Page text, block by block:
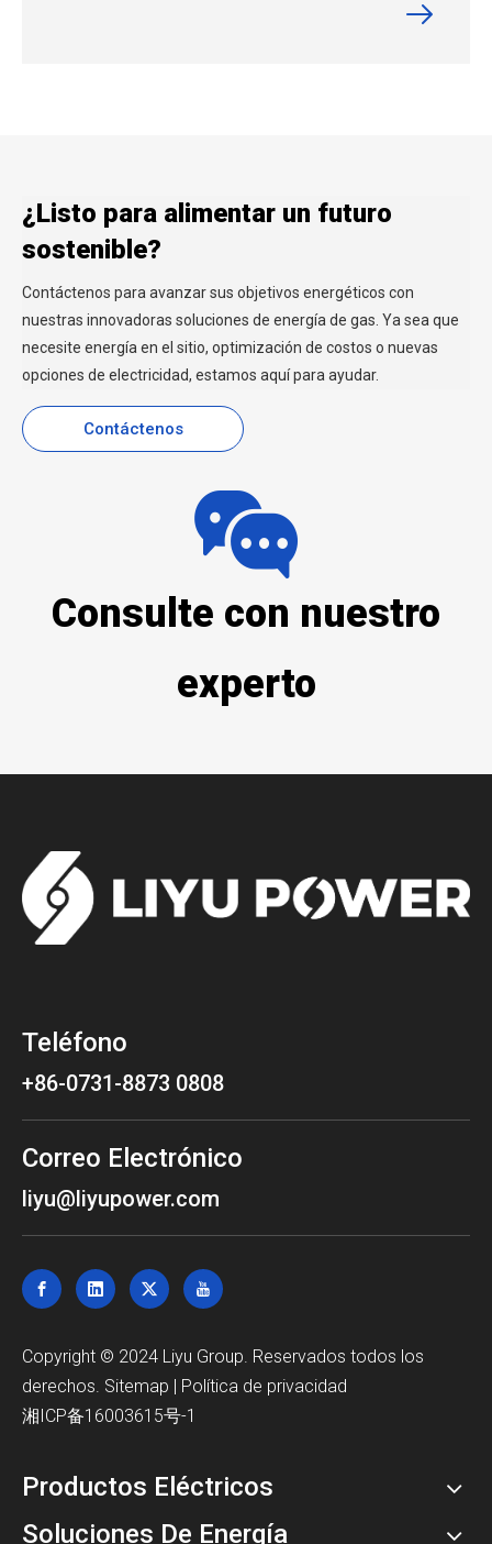
¿Listo para alimentar un futuro
sostenible?
Contáctenos para avanzar sus objetivos energéticos con
nuestras innovadoras soluciones de energía de gas. Ya sea que
necesite energía en el sitio, optimización de costos o nuevas
opciones de electricidad, estamos aquí para ayudar.
Contáctenos
Consulte con nuestro
experto
Teléfono
+86-0731-8873 0808
Correo Electrónico
liyu@liyupower.com
Copyright © 2024 Liyu Group. Reservados todos los
derechos. Sitemap
Política de privacidad
湘ICP备16003615号-1
Productos Eléctricos
Soluciones De Energía